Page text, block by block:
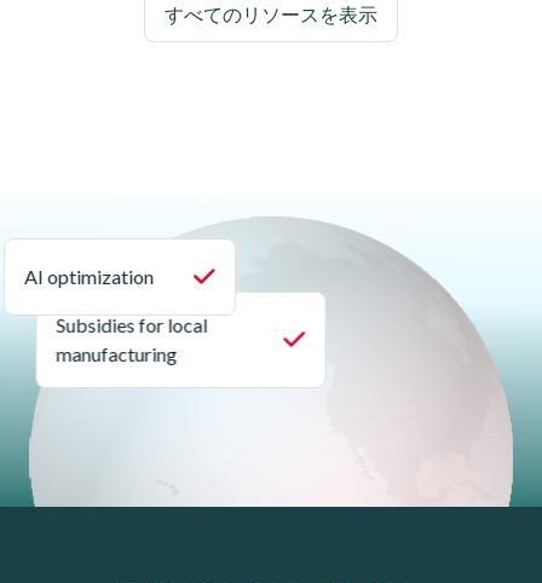
すべてのリソースを表示
Subsidies for local
manufacturing
AI optimization